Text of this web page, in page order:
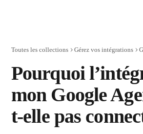
Toutes les collections Gérez vos intégrations
Pourquoi
mon Google
t-elle pas